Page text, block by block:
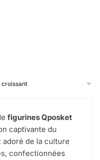
figurines Qposket
captivante du
adoré de la culture
confectionnées